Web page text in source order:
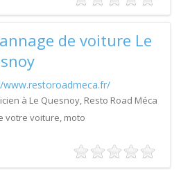
de voiture Le
www.restoroadmeca.fr/
à Le Quesnoy, Resto Road Méca
votre voiture, moto